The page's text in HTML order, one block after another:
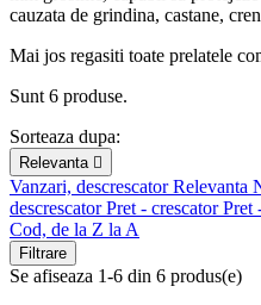
cauzata de grindina, castane,
Mai jos regasiti toate prelatele
Sunt 6 produse.
Sorteaza dupa:
Relevanta 
Vanzari, descrescatorRelevanta
descrescatorPret - crescatorPret
Cod, de la Z la A
Filtrare
Se afiseaza 1-6 din 6 produs(e)